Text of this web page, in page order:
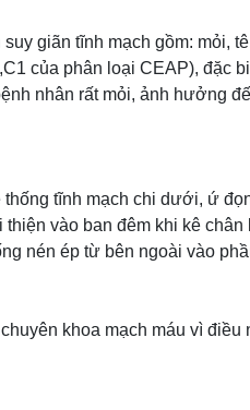
giãn tĩnh mạch gồm: mỏi,
của phân loại CEAP), đặc
nhân rất mỏi, ảnh hưởng
tĩnh mạch chi dưới, ứ
vào ban đêm khi kê
nén ép từ bên ngoài vào
khoa mạch máu vì điều